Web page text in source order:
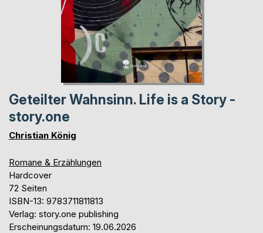
Geteilter Wahnsinn. Life is a Story -
story.one
Christian König
Romane & Erzählungen
Hardcover
72 Seiten
ISBN-13: 9783711811813
Verlag: story.one publishing
Erscheinungsdatum: 19.06.2026